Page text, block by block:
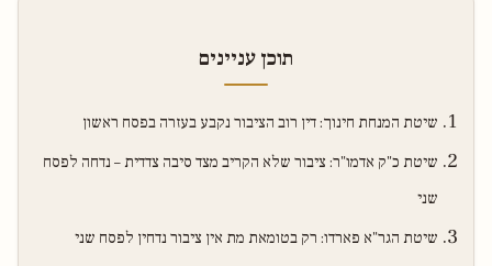
תוכן עניינים
שיטת המנחת חינוך: דין רוב הציבור נקבע בעזרה בפסח ראשון
שיטת כ"ק אדמו"ר: ציבור שלא הקריב מצד סיבה צדדית – נדחה לפסח
שני
שיטת הגר"א פארדו: רק בטומאת מת אין ציבור נדחין לפסח שני